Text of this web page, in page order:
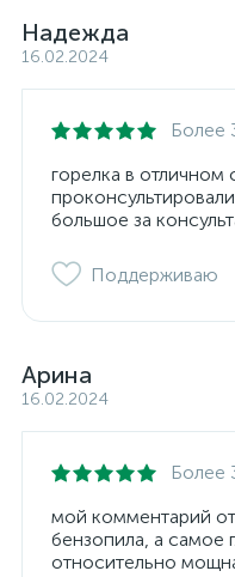
Надежда
16.02.2024
Более
горелка в отличном
большое за
Поддерживаю
Арина
16.02.2024
Более
мой комментарий
бензопила, а самое
относительно